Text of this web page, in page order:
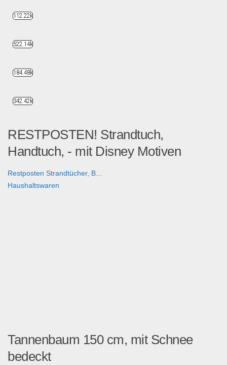
RESTPOSTEN! Strandtuch,
Handtuch, - mit Disney Motiven
Restposten Strandtücher, B...
Haushaltswaren
Tannenbaum 150 cm, mit Schnee
bedeckt
112.22k
522.14k
184.48k
342.42k